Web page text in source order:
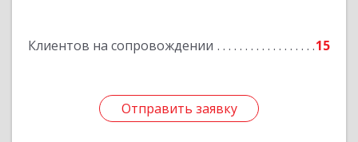
Клиентов на сопровождении 15
Отправить заявку
Отправить заявку